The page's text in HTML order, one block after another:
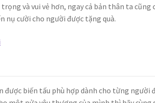
và vui vẻ hơn, ngay cả bản thân ta
nụ cười cho người được tặng quà.
được biến tấu phù hợp dành cho từng